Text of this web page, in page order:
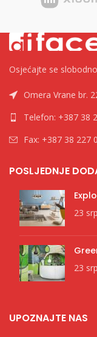
Osjećajte se
Omera Vrane br.
Telefon: +387 38
Fax: +387 38 227
POSLJEDNJE
23
23
UPOZNAJTE NAS